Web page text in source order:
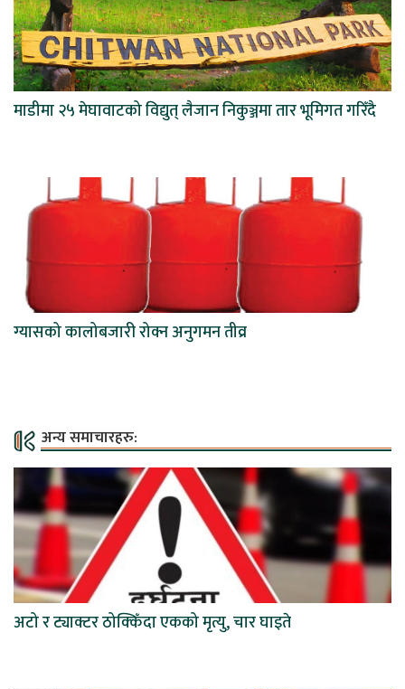
माडीमा २५ मेघावाटको विद्युत् लैजान निकुञ्जमा तार भूमिगत गरिँदै
ग्यासको कालोबजारी रोक्न अनुगमन तीव्र
अन्य समाचारहरु:
अटो र ट्याक्टर ठोक्किँदा एकको मृत्यु, चार घाइते